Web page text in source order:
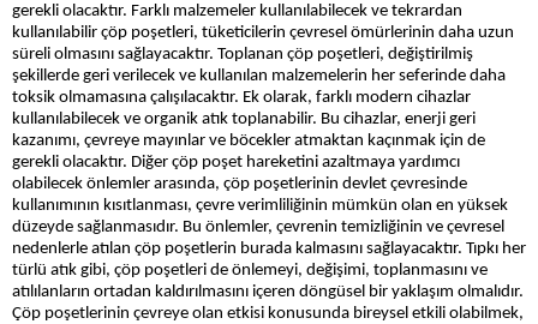
gerekli olacaktır. Farklı malzemeler kullanılabilecek ve tekrardan
kullanılabilir çöp poşetleri, tüketicilerin çevresel ömürlerinin daha uzun
süreli olmasını sağlayacaktır. Toplanan çöp poşetleri, değiştirilmiş
şekillerde geri verilecek ve kullanılan malzemelerin her seferinde daha
toksik olmamasına çalışılacaktır. Ek olarak, farklı modern cihazlar
kullanılabilecek ve organik atık toplanabilir. Bu cihazlar, enerji geri
kazanımı, çevreye mayınlar ve böcekler atmaktan kaçınmak için de
gerekli olacaktır. Diğer çöp poşet hareketini azaltmaya yardımcı
olabilecek önlemler arasında, çöp poşetlerinin devlet çevresinde
kullanımının kısıtlanması, çevre verimliliğinin mümkün olan en yüksek
düzeyde sağlanmasıdır. Bu önlemler, çevrenin temizliğinin ve çevresel
nedenlerle atılan çöp poşetlerin burada kalmasını sağlayacaktır. Tıpkı her
türlü atık gibi, çöp poşetleri de önlemeyi, değişimi, toplanmasını ve
atılılanların ortadan kaldırılmasını içeren döngüsel bir yaklaşım olmalıdır.
Çöp poşetlerinin çevreye olan etkisi konusunda bireysel etkili olabilmek,